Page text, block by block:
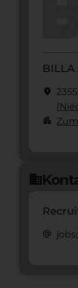
BILLA
location_on
apartment
domain
alternate_email